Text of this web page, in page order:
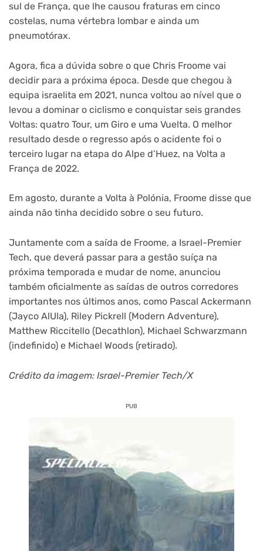
sul de França, que lhe causou fraturas em cinco
costelas, numa vértebra lombar e ainda um
pneumotórax.
Agora, fica a dúvida sobre o que Chris Froome vai
decidir para a próxima época. Desde que chegou à
equipa israelita em 2021, nunca voltou ao nível que o
levou a dominar o ciclismo e conquistar seis grandes
Voltas: quatro Tour, um Giro e uma Vuelta. O melhor
resultado desde o regresso após o acidente foi o
terceiro lugar na etapa do Alpe d’Huez, na Volta a
França de 2022.
Em agosto, durante a Volta à Polónia, Froome disse que
ainda não tinha decidido sobre o seu futuro.
Juntamente com a saída de Froome, a Israel-Premier
Tech, que deverá passar para a gestão suíça na
próxima temporada e mudar de nome, anunciou
também oficialmente as saídas de outros corredores
importantes nos últimos anos, como Pascal Ackermann
(Jayco AlUla), Riley Pickrell (Modern Adventure),
Matthew Riccitello (Decathlon), Michael Schwarzmann
(indefinido) e Michael Woods (retirado).
Crédito da imagem: Israel-Premier Tech/X
PUB